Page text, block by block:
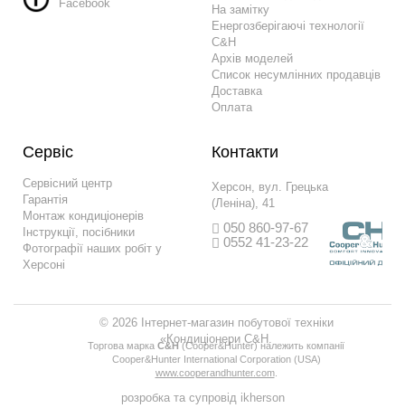
Facebook
На замітку
Енергозберігаючі технології
C&H
Архів моделей
Список несумлінних продавців
Доставка
Оплата
Сервіс
Сервісний центр
Гарантія
Монтаж кондиціонерів
Інструкції, посібники
Фотографії наших робіт у
Херсоні
Контакти
Херсон, вул. Грецька
(Леніна), 41
050 860-97-67
0552 41-23-22
© 2026 Інтернет-магазин побутової техніки
«Кондиціонери C&H.
Торгова марка С&H(Сooper&Hunter) належить компанії
Сooper&Hunter International Corporation (USA)
www.cooperandhunter.com.
розробка та супровід ikherson